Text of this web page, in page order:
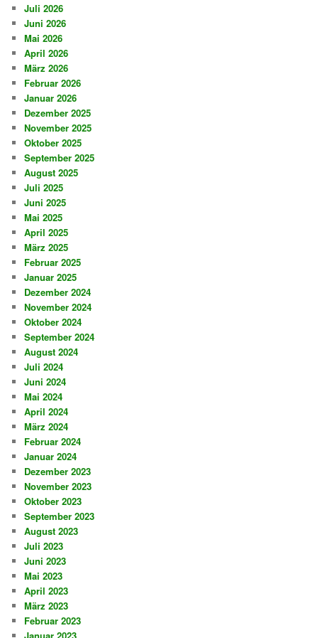
Juli 2026
Juni 2026
Mai 2026
April 2026
März 2026
Februar 2026
Januar 2026
Dezember 2025
November 2025
Oktober 2025
September 2025
August 2025
Juli 2025
Juni 2025
Mai 2025
April 2025
März 2025
Februar 2025
Januar 2025
Dezember 2024
November 2024
Oktober 2024
September 2024
August 2024
Juli 2024
Juni 2024
Mai 2024
April 2024
März 2024
Februar 2024
Januar 2024
Dezember 2023
November 2023
Oktober 2023
September 2023
August 2023
Juli 2023
Juni 2023
Mai 2023
April 2023
März 2023
Februar 2023
Januar 2023